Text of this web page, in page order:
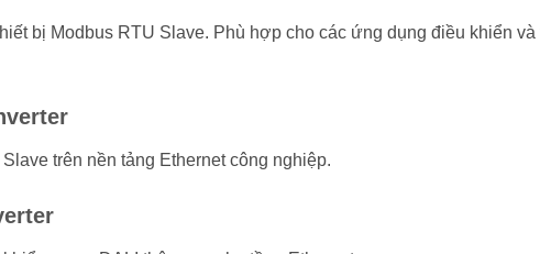
bị Modbus RTU Slave. Phù hợp cho các ứng dụng điều khiển
trên nền tảng Ethernet công nghiệp.